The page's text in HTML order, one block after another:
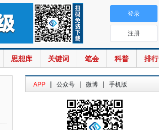
思想库 关键词 笔会 科普 排行
登录
注册
APP | 公众号 | 微博 | 手机版